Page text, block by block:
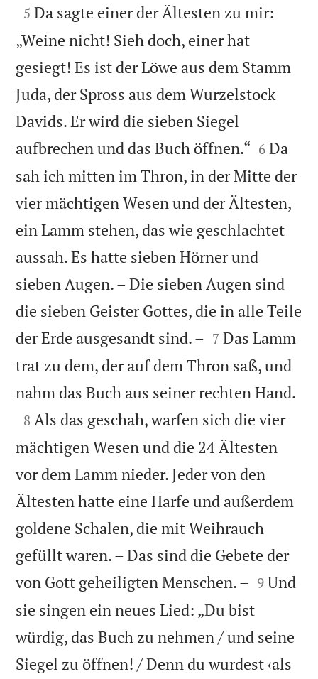

5 Da sagte einer der Ältesten zu mir:
„Weine nicht! Sieh doch, einer hat
gesiegt! Es ist der Löwe aus dem Stamm
Juda, der Spross aus dem Wurzelstock
Davids. Er wird die sieben Siegel
aufbrechen und das Buch öffnen.“ 

6 Da
sah ich mitten im Thron, in der Mitte der
vier mächtigen Wesen und der Ältesten,
ein Lamm stehen, das wie geschlachtet
aussah. Es hatte sieben Hörner und
sieben Augen. – Die sieben Augen sind
die sieben Geister Gottes, die in alle Teile
der Erde ausgesandt sind. – 

7 Das Lamm
trat zu dem, der auf dem Thron saß, und
nahm das Buch aus seiner rechten Hand.

8 Als das geschah, warfen sich die vier
mächtigen Wesen und die 24 Ältesten
vor dem Lamm nieder. Jeder von den
Ältesten hatte eine Harfe und außerdem
goldene Schalen, die mit Weihrauch
gefüllt waren. – Das sind die Gebete der
von Gott geheiligten Menschen. – 

9 Und
sie singen ein neues Lied: „Du bist
würdig, das Buch zu nehmen / und seine
Siegel zu öffnen! / Denn du wurdest ‹als